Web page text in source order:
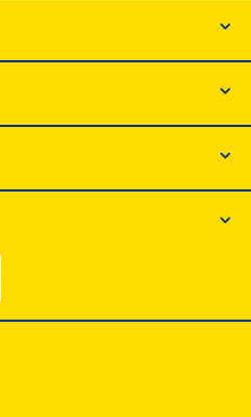
z certyfikatem ISO, otwiera
dokumentu PDF z certyfikatem